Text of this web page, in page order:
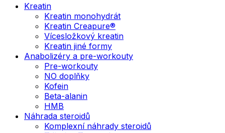
Kreatin
Kreatin monohydrát
Kreatin Creapure®
Vícesložkový kreatin
Kreatin jiné formy
Anabolizéry a pre-workouty
Pre-workouty
NO doplňky
Kofein
Beta-alanin
HMB
Náhrada steroidů
Komplexní náhrady steroidů